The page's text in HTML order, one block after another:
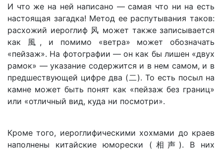
И что же на ней написано — самая что ни на есть
настоящая загадка! Метод ее распутывания таков:
расхожий иероглиф 风 может также записывается
как 風, и помимо «ветра» может обозначать
«пейзаж». На фотографии — он как бы лишен «двух
рамок» — указание содержится и в нем самом, и в
предшествующей цифре два (二). То есть посыл на
камне может быть понят как «пейзаж без границ»
или «отличный вид, куда ни посмотри».
Кроме того, иероглифическими хохмами до краев
наполнены китайские юморески (相声). В них